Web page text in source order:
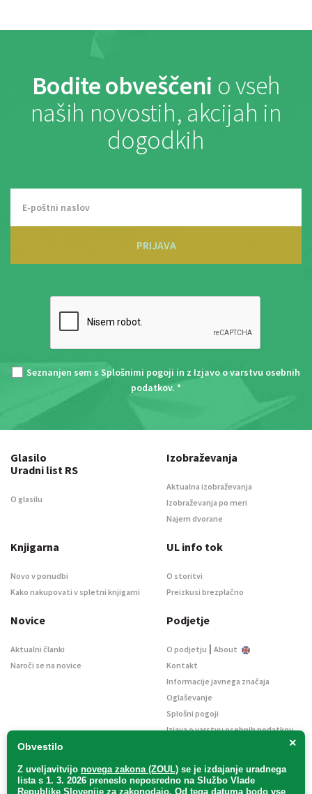
Bodite obveščeni o vseh
naših novostih, akcijah in
dogodkih
PRIJAVA
Seznanjen sem s Splošnimi pogoji in z Izjavo o varstvu osebnih
podatkov. *
×
Obvestilo
Z uveljavitvijo novega zakona (ZOUL) se je izdajanje uradnega
lista s 1. 3. 2026 preneslo neposredno na Službo Vlade
Republike Slovenije za zakonodajo. Od tega datuma bodo vse
Glasilo
Uradni list RS
O glasilu
Izobraževanja
Aktualna izobraževanja
Izobraževanja po meri
Najem dvorane
Knjigarna
Novo v ponudbi
Kako nakupovati v spletni knjigarni
UL info tok
O storitvi
Preizkusi brezplačno
Novice
Aktualni članki
Naroči se na novice
Podjetje
O podjetju | About
Kontakt
Informacije javnega značaja
Oglaševanje
Splošni pogoji
Izjava o varstvu osebnih podatkov